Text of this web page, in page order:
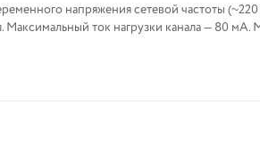
напряжения сетевой частоты
Максимальный ток нагрузки канала — 80 мА.